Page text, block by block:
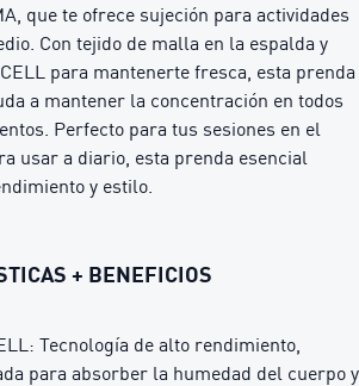
que te ofrece sujeción para actividades
Con tejido de malla en la espalda y
para mantenerte fresca, esta prenda
a mantener la concentración en todos
Perfecto para tus sesiones en el
usar a diario, esta prenda esencial
y estilo.
+ BENEFICIOS
Tecnología de alto rendimiento,
para absorber la humedad del cuerpo y